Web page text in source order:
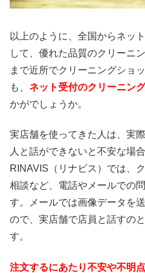
以上のように、全国からネッ
して、優れた品質のクリーニ
まで近所でクリーニングショ
も、 ネット受付のクリーニン
かがでしょうか。
実店舗を使ってきた人は、実
人と話ができないと不安な場
RINAVIS（リナビス）では、
相談など、電話やメールでの
す。メールでは画像データを
ので、実店舗で店員と話すの
す。
注文するにあたり不安や不明